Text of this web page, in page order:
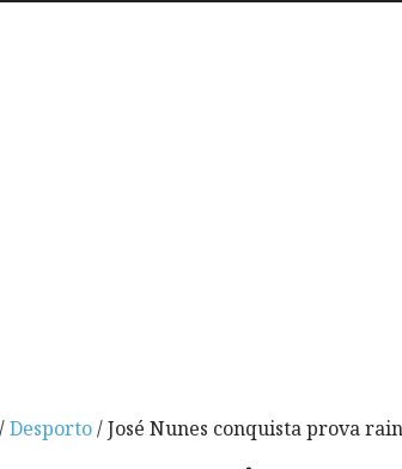
Desporto/ José Nunes conquista prova